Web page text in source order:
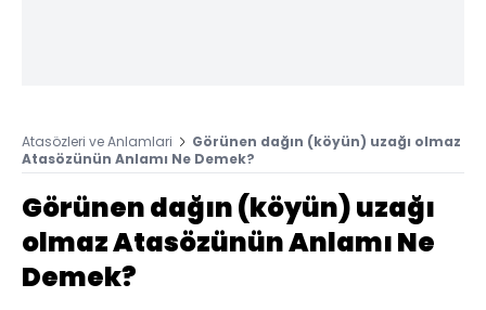
Atasözleri ve Anlamlari
Görünen dağın (köyün) uzağı olmaz
Atasözünün Anlamı Ne Demek?
Görünen dağın (köyün) uzağı
olmaz Atasözünün Anlamı Ne
Demek?